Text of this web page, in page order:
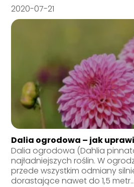
2020-07-21
Dalia ogrodowa – jak
Dalia ogrodowa (Dahlia
najładniejszych roślin. W
przede wszystkim odmiany
dorastające nawet do 1,5 metr...